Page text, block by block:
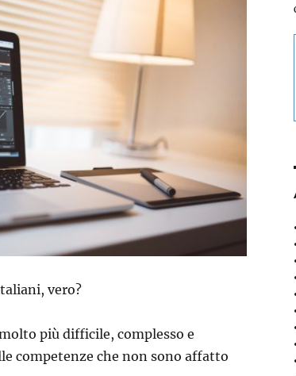
vero?
più difficile, complesso e
competenze che non sono affatto